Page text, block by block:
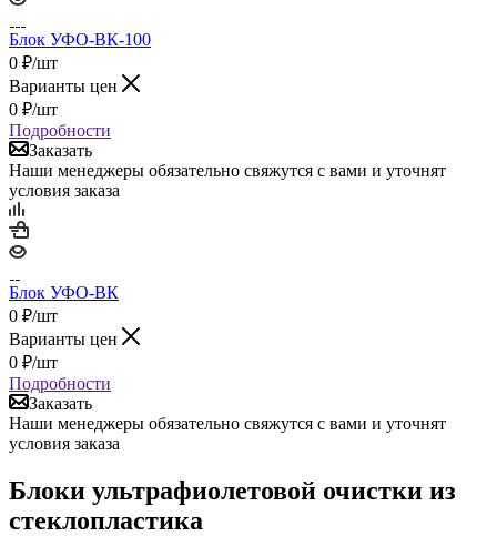
Блок УФО-ВК-100
0 ₽/шт
Варианты цен
0 ₽/шт
Подробности
Заказать
Наши менеджеры обязательно свяжутся с вами и уточнят
условия заказа
Блок УФО-ВК
0 ₽/шт
Варианты цен
0 ₽/шт
Подробности
Заказать
Наши менеджеры обязательно свяжутся с вами и уточнят
условия заказа
Блоки ультрафиолетовой очистки из
стеклопластика